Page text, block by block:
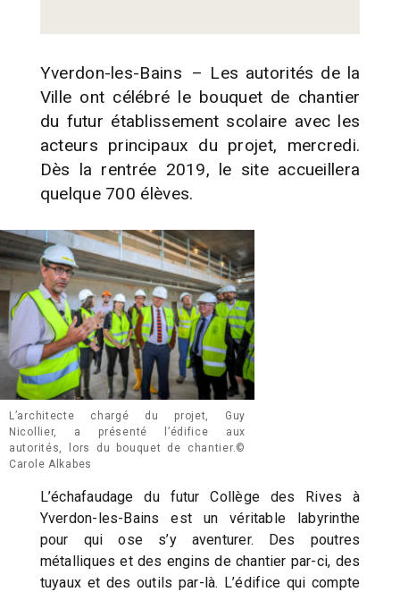
Yverdon-les-Bains – Les autorités de la
Ville ont célébré le bouquet de chantier
du futur établissement scolaire avec les
acteurs principaux du projet, mercredi.
Dès la rentrée 2019, le site accueillera
quelque 700 élèves.
L’architecte chargé du projet, Guy
Nicollier, a présenté l’édifice aux
autorités, lors du bouquet de chantier.©
Carole Alkabes
L’échafaudage du futur Collège des Rives à
Yverdon-les-Bains est un véritable labyrinthe
pour qui ose s’y aventurer. Des poutres
métalliques et des engins de chantier par-ci, des
tuyaux et des outils par-là. L’édifice qui compte